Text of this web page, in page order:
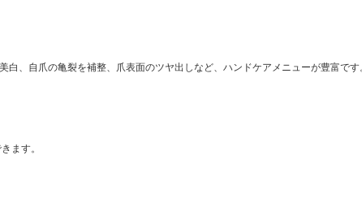
、自爪の亀裂を補整、爪表面のツヤ出しなど、ハンドケアメニューが豊富で
ます。